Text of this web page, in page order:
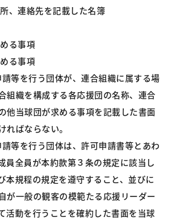
、連絡先を記載した名簿
る事項
る事項
等を行う団体が、連合組織に属する場
組織を構成する各応援団の名称、連合
他当球団が求める事項を記載した書面
ればならない。
等を行う団体は、許可申請書等とあわ
員全員が本約款第３条の規定に該当し
本規程の規定を遵守すること、並びに
が一般の観客の模範たる応援リーダー
活動を行うことを確約した書面を当球